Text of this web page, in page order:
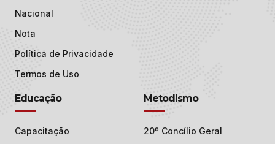
Nacional
Nota
Política de Privacidade
Termos de Uso
Educação
Capacitação
Metodismo
20º Concílio Geral